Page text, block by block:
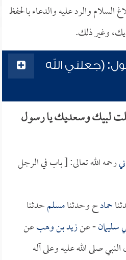
السلام والرد عليه والدعاء بالحفظ
وغير ذلك.
(جعلني الله
لبيك وسعديك يا رسول
رحمه الله تعالى: [ باب في الرجل
حمادح وحدثنامسلمحدثنا
سليمان- عنزيد بن وهبعن
صلى الله عليه وعلى آله